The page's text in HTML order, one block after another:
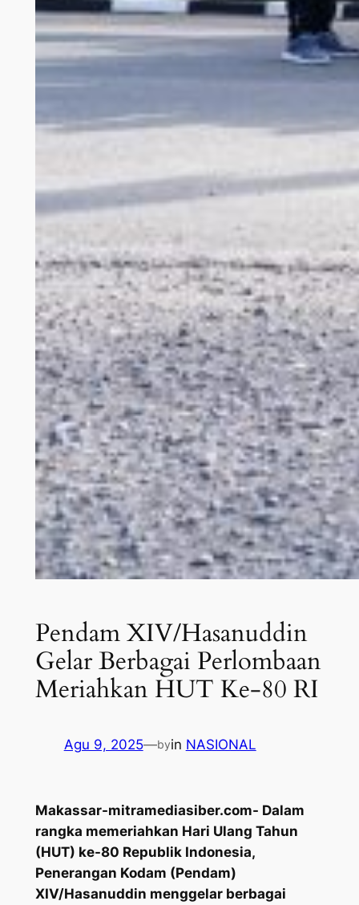
Pendam XIV/Hasanuddin
Gelar Berbagai Perlombaan
Meriahkan HUT Ke-80 RI
Agu 9, 2025—byin NASIONAL
Makassar-mitramediasiber.com- Dalam
rangka memeriahkan Hari Ulang Tahun
(HUT) ke-80 Republik Indonesia,
Penerangan Kodam (Pendam)
XIV/Hasanuddin menggelar berbagai